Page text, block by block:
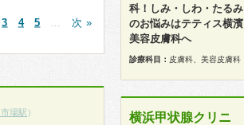
3 4 5 次 »
場駅 ）
科！しみ・しわ・たるみ
のお悩みはテティス横濱
美容皮膚科へ
診療科目： 皮膚科、美容皮膚科
横浜甲状腺クリニ